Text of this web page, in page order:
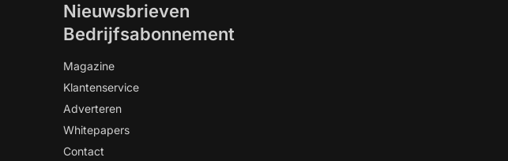
Nieuwsbrieven
Bedrijfsabonnement
Magazine
Klantenservice
Adverteren
Whitepapers
Contact